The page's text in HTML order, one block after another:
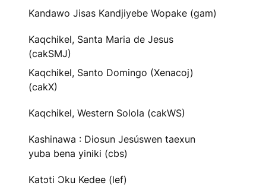
Kandawo Jisas Kandjiyebe Wopake (gam)
Kaqchikel, Santa Maria de Jesus
(cakSMJ)
Kaqchikel, Santo Domingo (Xenacoj)
(cakX)
Kaqchikel, Western Solola (cakWS)
Kashinawa : Diosun Jesúswen taexun
yuba bena yiniki (cbs)
Katɔti Ɔku Kedee (lef)